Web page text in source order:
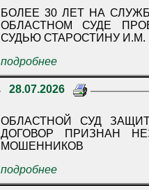
БОЛЕЕ 30 ЛЕТ НА
ОБЛАСТНОМ СУДЕ ПРОВОДИЛИ В ПОЧЕТНУЮ ОТСТАВКУ
СУДЬЮ СТАРОСТИНУ И.М.
подробнее
28.07.2026
ОБЛАСТНОЙ СУД
ДОГОВОР ПРИЗНАН
МОШЕННИКОВ
подробнее